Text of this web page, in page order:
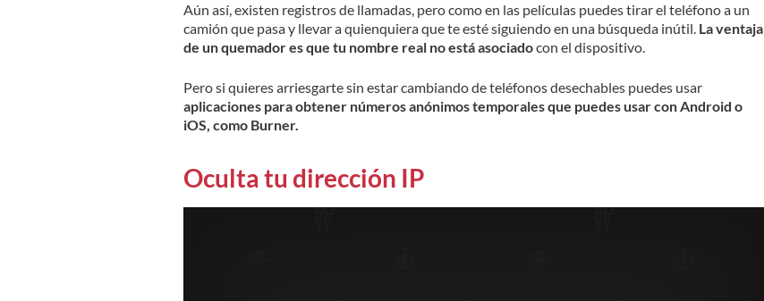
Aún así, existen registros de llamadas, pero como en las películas puedes tirar el teléfono a un
camión que pasa y llevar a quienquiera que te esté siguiendo en una búsqueda inútil. La ventaja
de un quemador es que tu nombre real no está asociadocon el dispositivo.
Pero si quieres arriesgarte sin estar cambiando de teléfonos desechables puedes usar
aplicaciones para obtener números anónimos temporales que puedes usar con Android o
iOS, como Burner.
Oculta tu dirección IP